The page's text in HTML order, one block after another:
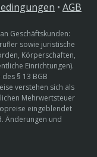
• AGB
Geschäftskunden:
sowie juristische
Körperschaften,
Einrichtungen).
§ 13 BGB
verstehen sich als
Mehrwertsteuer
eingeblendet
Änderungen und